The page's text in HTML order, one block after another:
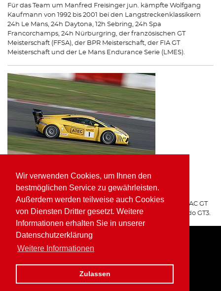
Wir verwenden Cookies, um Ihnen den
bestmöglichen Service zu gewährleisten.
Außerdem werden teilweise auch Cookies
von Diensten Dritter gesetzt. Weitere
Informationen erhalten Sie in unserer
Datenschutzerklärung
Weitere Informationen
Zulassen
Für das Team um Manfred Freisinger jun. kämpfte Wolfgang
Kaufmann von 1992 bis 2001 bei den Langstreckenklassikern
24h Le Mans, 24h Daytona, 12h Sebring, 24h Spa
Francorchamps, 24h Nürburgring, der französischen GT
Meisterschaft (FFSA), der BPR Meisterschaft, der FIA GT
Meisterschaft und der Le Mans Endurance Serie (LMES).
ATEC Fluid Systems Lamborghini Gallardo GT3
ARGO Racing
Für ARGO Racing startete Wolfgang Kaufmann in der ADAC GT
Masters auf dem ATEC Fluid Systems Lamborghini Gallardo GT3.
Home Impressum